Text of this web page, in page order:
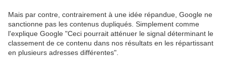
Mais par contre, contrairement à une idée répandue, Google ne
sanctionne pas les contenus dupliqués. Simplement comme
l'explique Google "Ceci pourrait atténuer le signal déterminant le
classement de ce contenu dans nos résultats en les répartissant
en plusieurs adresses différentes".